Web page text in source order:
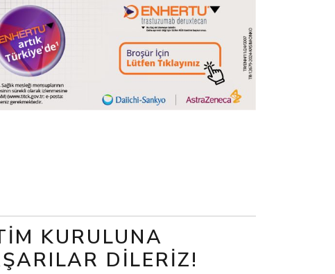
KURULUNA
DILERIZ!